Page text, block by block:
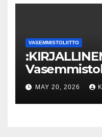
VASEMMISTOLIITTO
Lohikoski:
hallituksen
kunnille?
MAY 20, 2026